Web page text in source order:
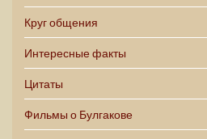
Круг общения
Интересные факты
Цитаты
Фильмы о Булгакове